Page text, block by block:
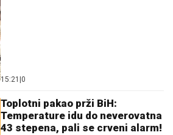
15:21 0
Toplotni pakao prži BiH:
Temperature idu do neverovatna
43 stepena, pali se crveni alarm!